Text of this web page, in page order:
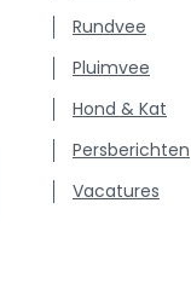
Rundvee
Pluimvee
Hond & Kat
Persberichten
Vacatures